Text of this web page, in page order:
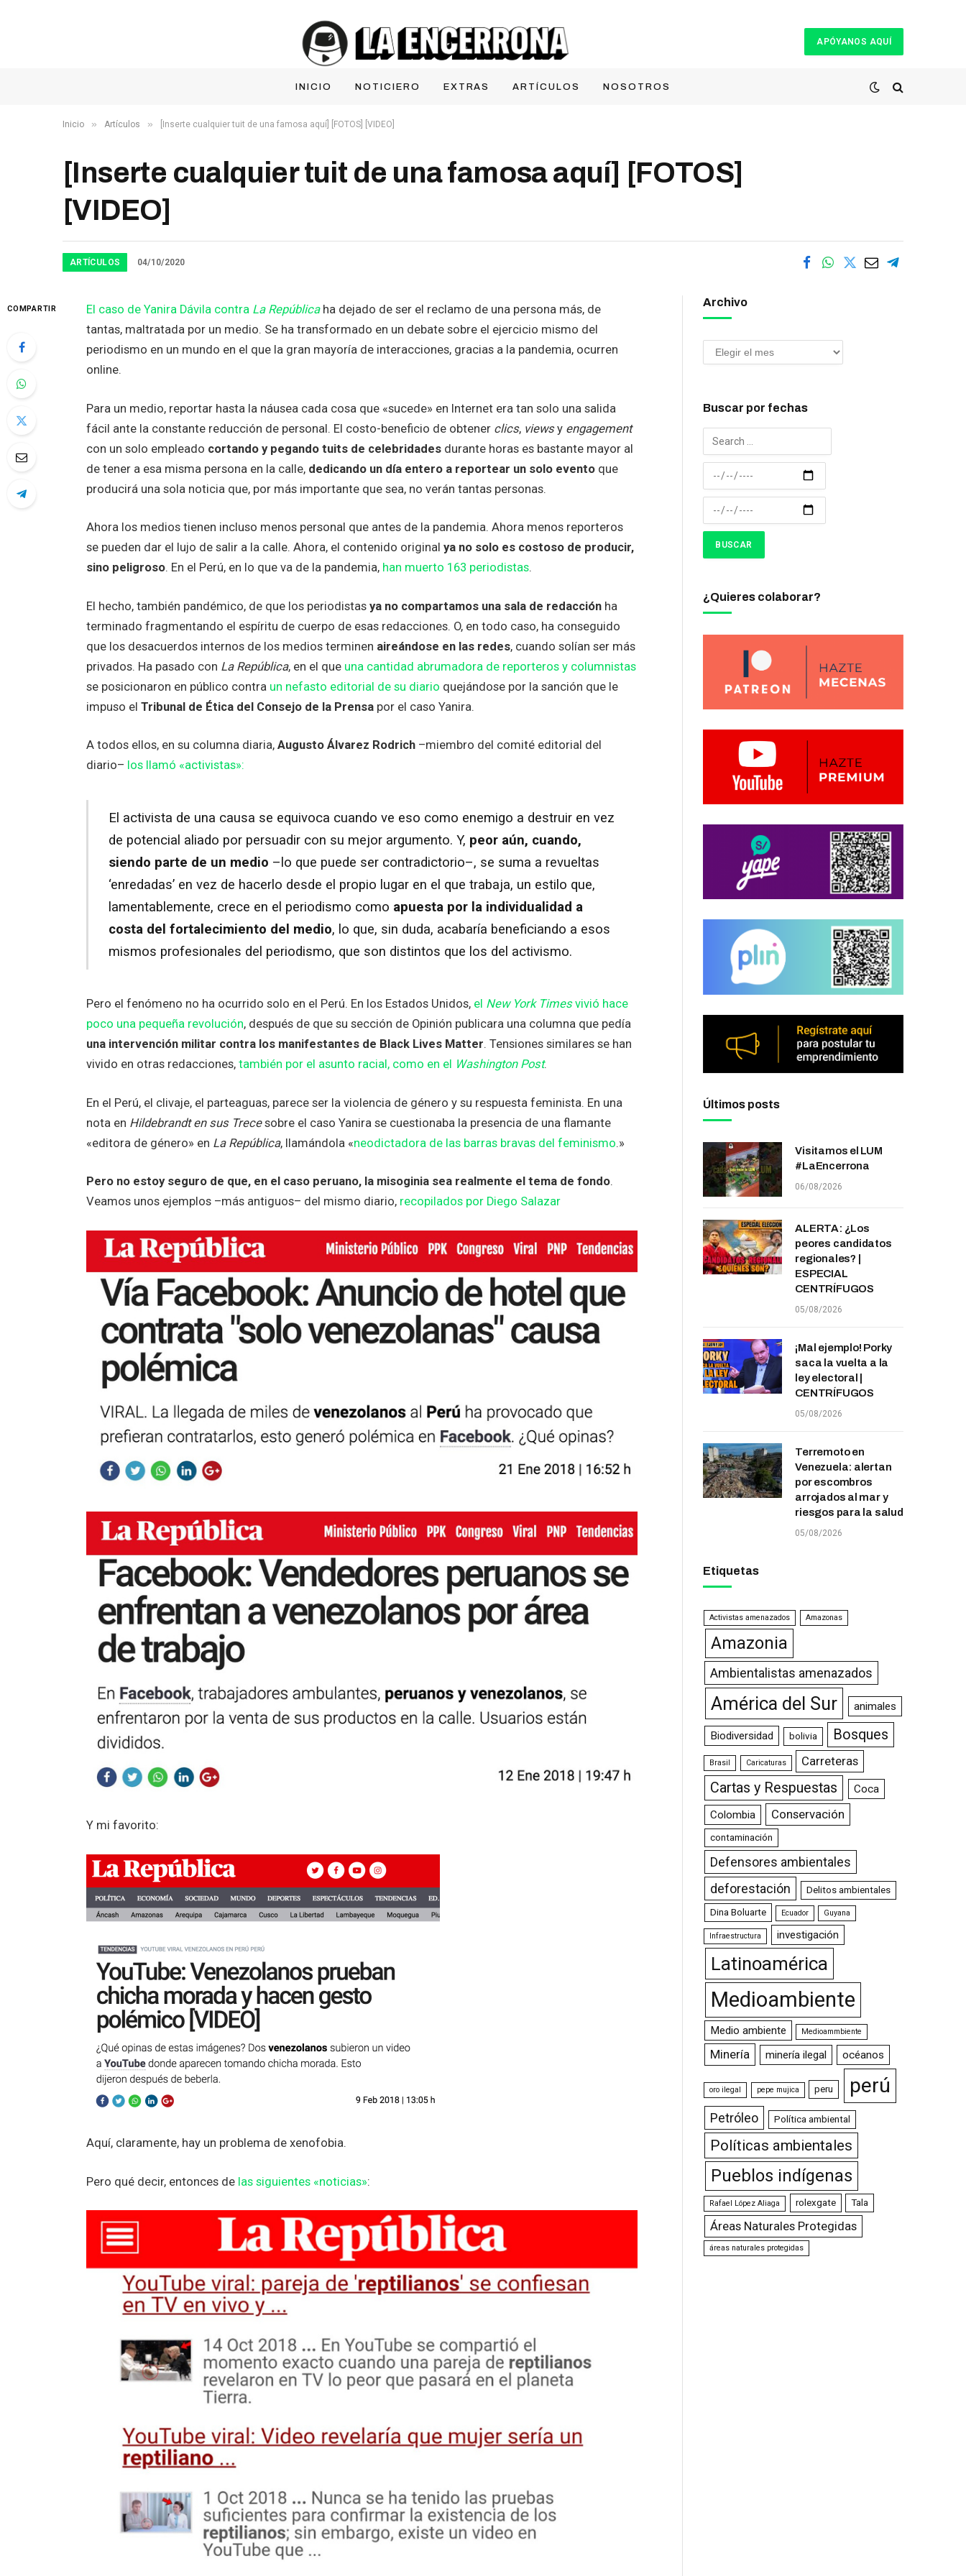
APÓYANOS AQUÍ
INICIO NOTICIERO EXTRAS ARTÍCULOS NOSOTROS
Inicio » Artículos » [Inserte cualquier tuit de una famosa aquí] [FOTOS] [VIDEO]
[Inserte cualquier tuit de una famosa aquí] [FOTOS]
[VIDEO]
ARTÍCULOS 04/10/2020
COMPARTIR El caso de Yanira Dávila contra La Repúblicaha dejado de ser el reclamo de una persona más, de
tantas, maltratada por un medio. Se ha transformado en un debate sobre el ejercicio mismo del
periodismo en un mundo en el que la gran mayoría de interacciones, gracias a la pandemia, ocurren
online.
Para un medio, reportar hasta la náusea cada cosa que «sucede» en Internet era tan solo una salida
fácil ante la constante reducción de personal. El costo-beneficio de obtener clics, viewsy engagement
con un solo empleado cortando y pegando tuits de celebridadesdurante horas es bastante mayor al
de tener a esa misma persona en la calle, dedicando un día entero a reportear un solo eventoque
producirá una sola noticia que, por más importante que sea, no verán tantas personas.
Ahora los medios tienen incluso menos personal que antes de la pandemia. Ahora menos reporteros
se pueden dar el lujo de salir a la calle. Ahora, el contenido original ya no solo es costoso de producir,
sino peligroso. En el Perú, en lo que va de la pandemia, han muerto 163 periodistas.
El hecho, también pandémico, de que los periodistas ya no compartamos una sala de redacciónha
terminado fragmentando el espíritu de cuerpo de esas redacciones. O, en todo caso, ha conseguido
que los desacuerdos internos de los medios terminen aireándose en las redes, cuando solían ser más
privados. Ha pasado con La República, en el que una cantidad abrumadora de reporteros y columnistas
se posicionaron en público contra un nefasto editorial de su diario quejándose por la sanción que le
impuso el Tribunal de Ética del Consejo de la Prensapor el caso Yanira.
A todos ellos, en su columna diaria, Augusto Álvarez Rodrich–miembro del comité editorial del
diario– los llamó «activistas»:
El activista de una causa se equivoca cuando ve eso como enemigo a destruir en vez
de potencial aliado por persuadir con su mejor argumento. Y, peor aún, cuando,
siendo parte de un medio –lo que puede ser contradictorio–, se suma a revueltas
‘enredadas’ en vez de hacerlo desde el propio lugar en el que trabaja, un estilo que,
lamentablemente, crece en el periodismo como apuesta por la individualidad a
costa del fortalecimiento del medio, lo que, sin duda, acabaría beneficiando a esos
mismos profesionales del periodismo, que son distintos que los del activismo.
Pero el fenómeno no ha ocurrido solo en el Perú. En los Estados Unidos, el New York Timesvivió hace
poco una pequeña revolución, después de que su sección de Opinión publicara una columna que pedía
una intervención militar contra los manifestantes de Black Lives Matter. Tensiones similares se han
vivido en otras redacciones, también por el asunto racial, como en el Washington Post.
En el Perú, el clivaje, el parteaguas, parece ser la violencia de género y su respuesta feminista. En una
nota en Hildebrandt en sus Trecesobre el caso Yanira se cuestionaba la presencia de una flamante
«editora de género» en La República, llamándola «neodictadora de las barras bravas del feminismo.»
Pero no estoy seguro de que, en el caso peruano, la misoginia sea realmente el tema de fondo.
Veamos unos ejemplos –más antiguos– del mismo diario, recopilados por Diego Salazar
Y mi favorito:
Aquí, claramente, hay un problema de xenofobia.
Pero qué decir, entonces de las siguientes «noticias»:
Archivo
Buscar por fechas
¿Quieres colaborar?
Últimos posts
Visitamos el LUM
#LaEncerrona
06/08/2026
ALERTA: ¿Los
peores candidatos
regionales? |
ESPECIAL
CENTRÍFUGOS
05/08/2026
¡Mal ejemplo! Porky
saca la vuelta a la
ley electoral |
CENTRÍFUGOS
05/08/2026
Terremoto en
Venezuela: alertan
por escombros
arrojados al mar y
riesgos para la salud
05/08/2026
Etiquetas
Activistas amenazados Amazonas
Amazonia
Ambientalistas amenazados
América del Sur animales
Biodiversidad bolivia Bosques
Brasil Caricaturas Carreteras
Cartas y Respuestas
Coca
Colombia
Conservación
contaminación
Defensores ambientales
deforestación
Delitos ambientales
Dina Boluarte Ecuador Guyana
Infraestructura investigación
Latinoamérica
Medioambiente
Medio ambiente Medioammbiente
Minería minería ilegal océanos
oro ilegal pepe mujica peru perú
Petróleo Política ambiental
Políticas ambientales
Pueblos indígenas
Rafael López Aliaga rolexgate Tala
Áreas Naturales Protegidas
áreas naturales protegidas